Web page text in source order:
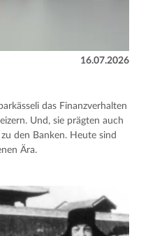
16.07.2026
das Finanzverhalten
Und, sie prägten auch
den Banken. Heute sind
Ära.